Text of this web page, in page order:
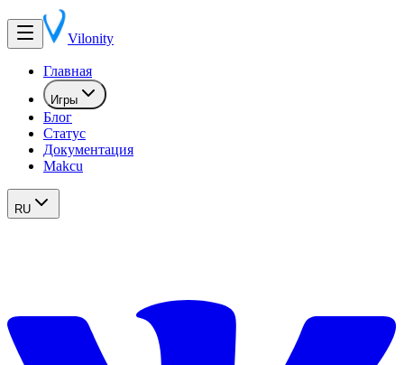
Vilonity
Главная
Игры
Блог
Статус
Документация
Makcu
RU